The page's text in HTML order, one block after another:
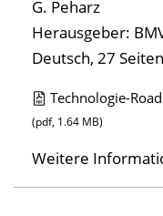
G. Peharz
Herausgeber:
Deutsch, 27 Seiten
D
w
Technologie-
(pdf, 1.64 MB)
Weitere